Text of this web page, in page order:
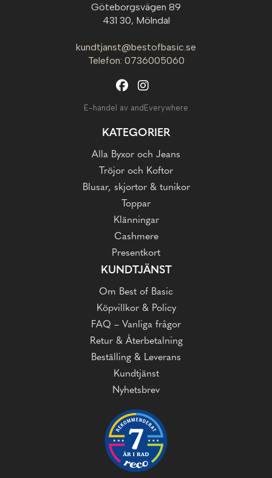
Göteborgsvägen 89
431 30, Mölndal
kundtjanst@bestofbasic.se
Telefon: 0736005060
E-handel av andEverywhere
KATEGORIER
Alla Byxor och Jeans
Tröjor och Koftor
Blusar, skjortor & tunikor
Toppar
Klänningar
Cashmere
Presentkort
KUNDTJÄNST
Om Best of Basic
Köpvillkor & Policy
FAQ – Vanliga frågor
Retur & Återbetalning
Beställing & Leverans
Kundtjänst
Nyhetsbrev